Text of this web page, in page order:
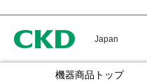
Japan
機器商品トップ